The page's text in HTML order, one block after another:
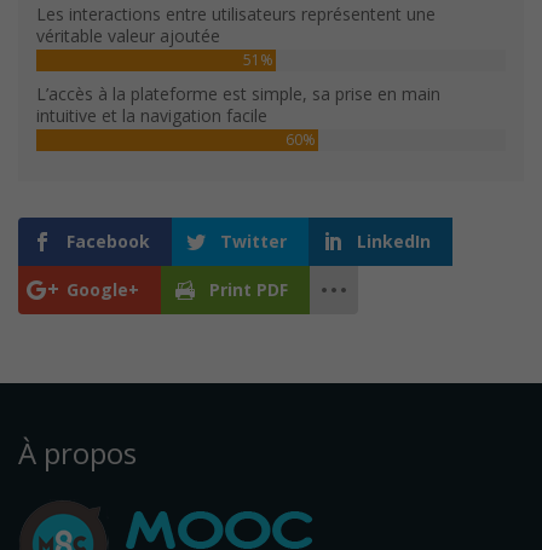
Les interactions entre utilisateurs représentent une
véritable valeur ajoutée
51%
L’accès à la plateforme est simple, sa prise en main
intuitive et la navigation facile
60%
Facebook Twitter LinkedIn
Google+ Print PDF
À propos